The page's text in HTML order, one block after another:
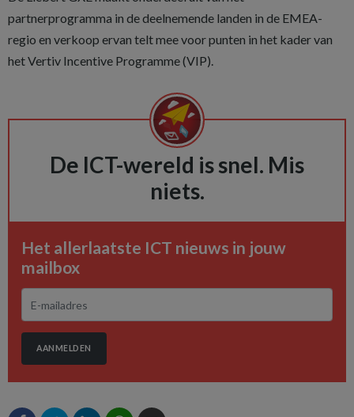
partnerprogramma in de deelnemende landen in de EMEA-
regio en verkoop ervan telt mee voor punten in het kader van
het Vertiv Incentive Programme (VIP).
De ICT-wereld is snel. Mis
niets.
Het allerlaatste ICT nieuws in jouw
mailbox
AANMELDEN